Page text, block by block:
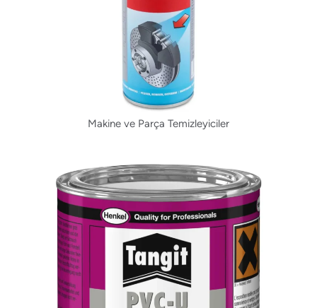
Makine ve Parça Temizleyiciler